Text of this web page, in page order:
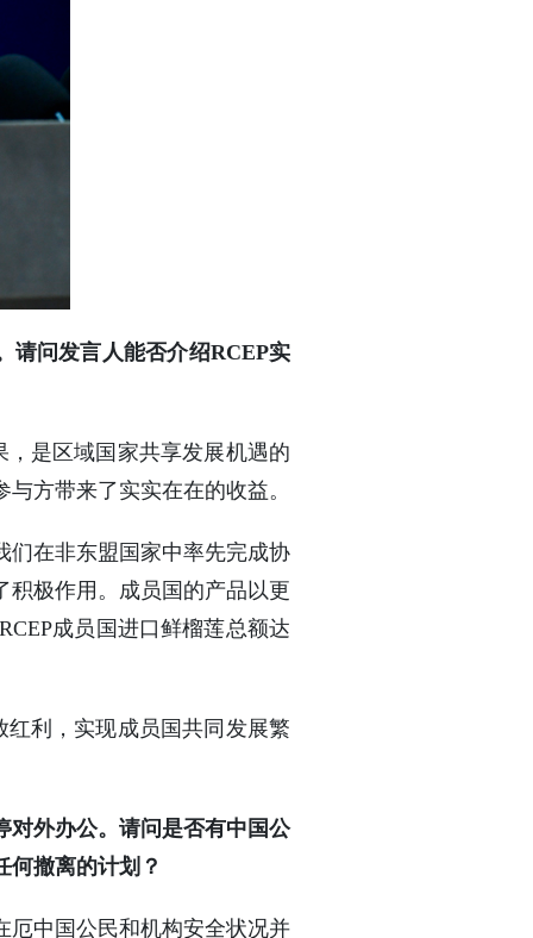
请问发言人能否介绍RCEP实
是区域国家共享发展机遇的
方带来了实实在在的收益。
们在非东盟国家中率先完成协
积极作用。成员国的产品以更
成员国进口鲜榴莲总额达
利，实现成员国共同发展繁
对外办公。请问是否有中国公
何撤离的计划？
厄中国公民和机构安全状况并